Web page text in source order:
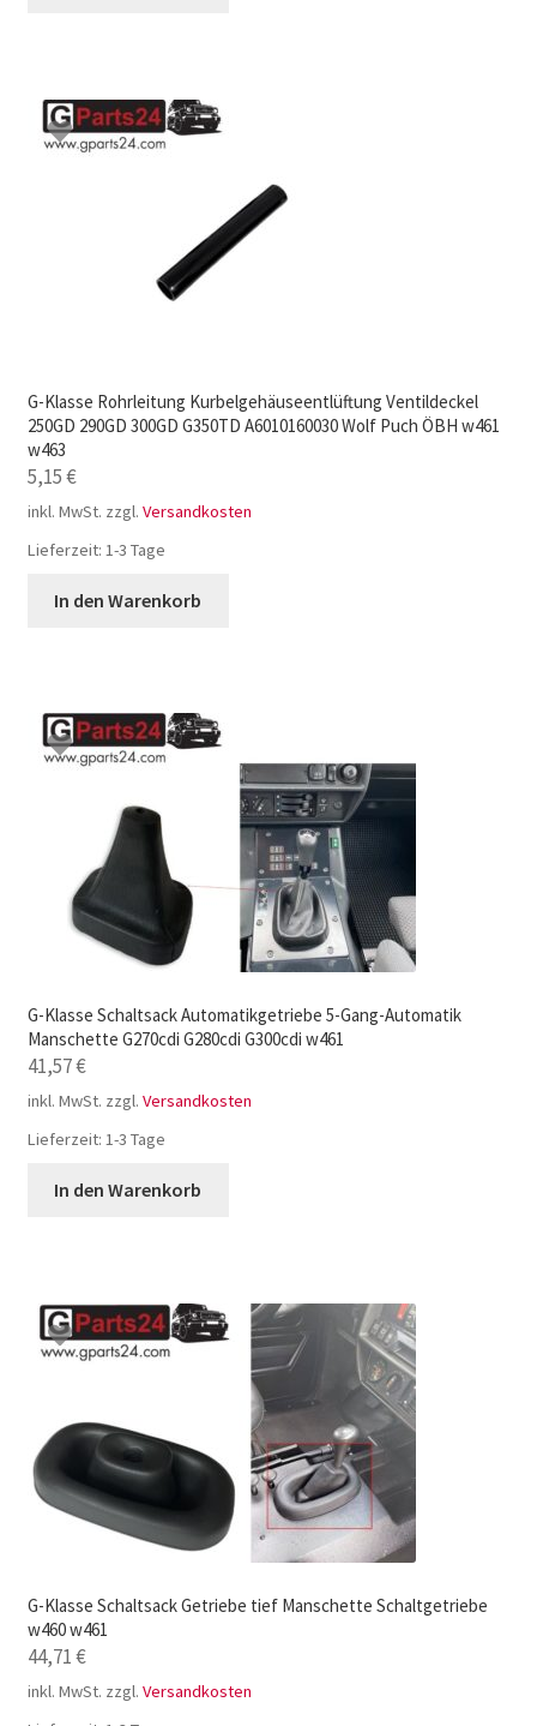
G-Klasse Rohrleitung Kurbelgehäuseentlüftung Ventildeckel
250GD 290GD 300GD G350TD A6010160030 Wolf Puch ÖBH w461
w463
5,15€
inkl. MwSt. zzgl. Versandkosten
Lieferzeit: 1-3 Tage
In den Warenkorb
G-Klasse Schaltsack Automatikgetriebe 5-Gang-Automatik
Manschette G270cdi G280cdi G300cdi w461
41,57€
inkl. MwSt. zzgl. Versandkosten
Lieferzeit: 1-3 Tage
In den Warenkorb
G-Klasse Schaltsack Getriebe tief Manschette Schaltgetriebe
w460 w461
44,71€
inkl. MwSt. zzgl. Versandkosten